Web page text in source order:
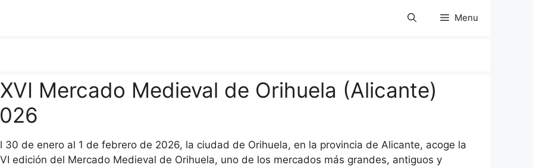
Menu
Mercado Medieval de Orihuela (Alicante)
30 de enero al 1 de febrero de 2026, la ciudad de Orihuela, en la provincia de Alicante, acoge la
edición del Mercado Medieval de Orihuela, uno de los mercados más grandes, antiguos y